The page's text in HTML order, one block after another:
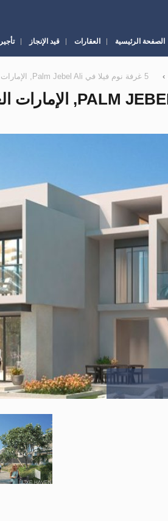
الصفحة الرئيسية العقارات قيد الإنجاز تأجير
› 5 غرفة نوم فيلا في Palm Jebel Ali, الإمارات العربية المتحدة رقم 11091